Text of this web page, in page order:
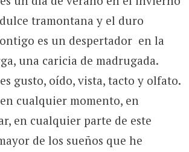
tramontana y el duro
es un despertador en la
una caricia de madrugada.
gusto, oído, vista, tacto y olfato.
cualquier momento, en
en cualquier parte de este
de los sueños que he